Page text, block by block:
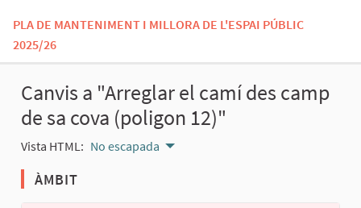
PLA DE MANTENIMENT I MILLORA DE L'ESPAI PÚBLIC
2025/26
Canvis a "Arreglar el camí des camp
de sa cova (poligon 12)"
Vista HTML: No escapada
ÀMBIT